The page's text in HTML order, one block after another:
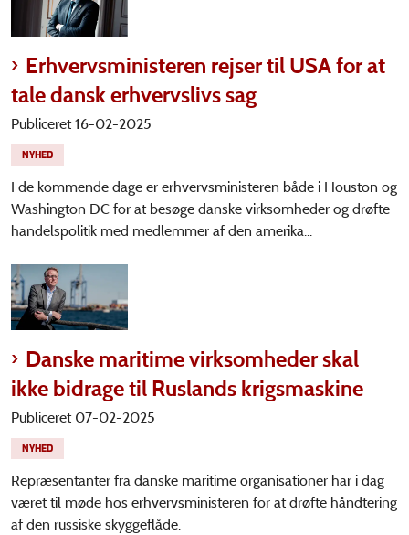
Erhvervsministeren rejser til USA for at
tale dansk erhvervslivs sag
Publiceret 16-02-2025
NYHED
I de kommende dage er erhvervsministeren både i Houston og
Washington DC for at besøge danske virksomheder og drøfte
handelspolitik med medlemmer af den amerika...
Danske maritime virksomheder skal
ikke bidrage til Ruslands krigsmaskine
Publiceret 07-02-2025
NYHED
Repræsentanter fra danske maritime organisationer har i dag
været til møde hos erhvervsministeren for at drøfte håndtering
af den russiske skyggeflåde.